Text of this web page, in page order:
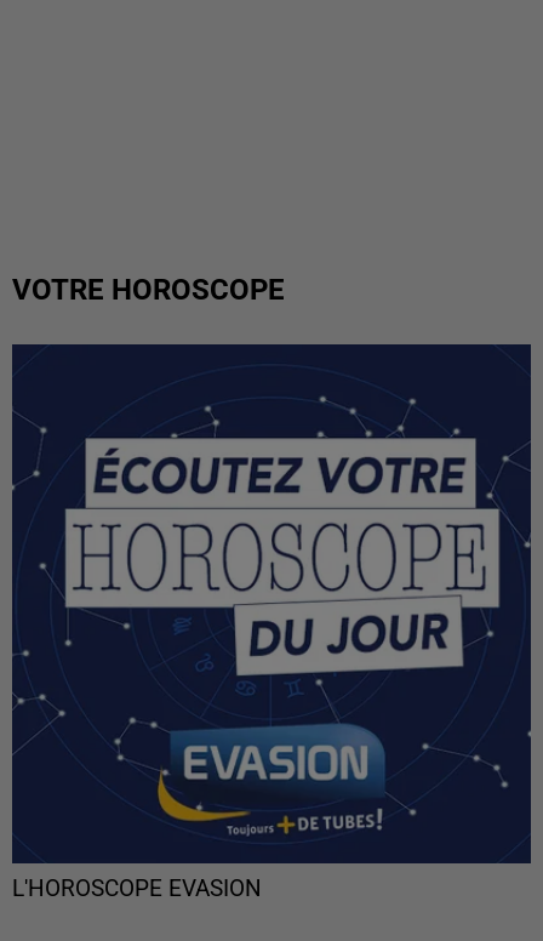
VOTRE HOROSCOPE
L'HOROSCOPE EVASION